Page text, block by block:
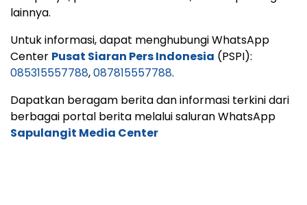
lainnya.
Untuk informasi, dapat menghubungi WhatsApp
Center Pusat Siaran Pers Indonesia (PSPI):
085315557788,087815557788.
Dapatkan beragam berita dan informasi terkini dari
berbagai portal berita melalui saluran WhatsApp
Sapulangit Media Center